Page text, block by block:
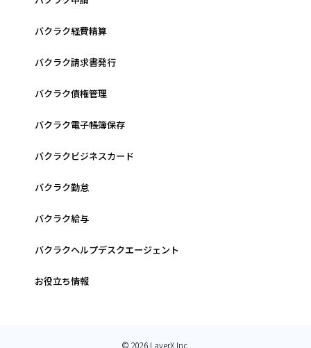
バクラク経費精算
バクラク請求書発行
バクラク債権管理
バクラク電子帳簿保存
バクラクビジネスカード
バクラク勤怠
バクラク給与
バクラクヘルプデスクエージェント
お役立ち情報
© 2026 LayerX Inc.